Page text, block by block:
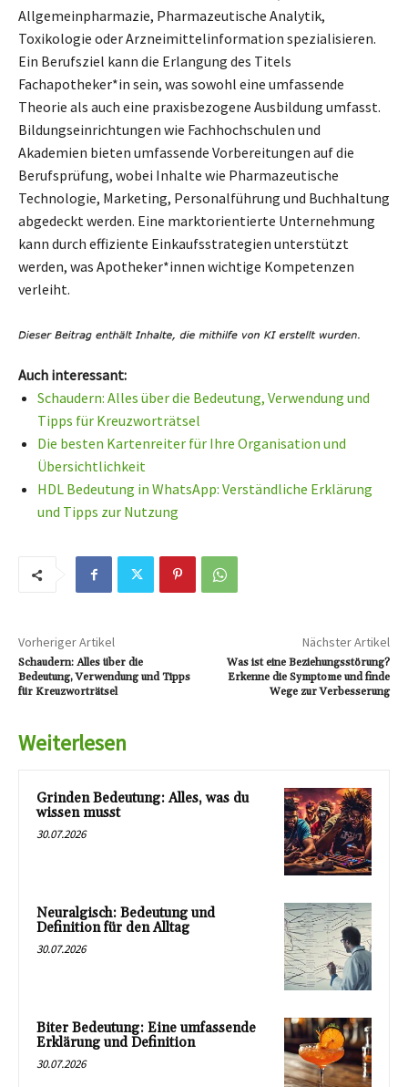
Allgemeinpharmazie, Pharmazeutische Analytik,
Toxikologie oder Arzneimittelinformation spezialisieren.
Ein Berufsziel kann die Erlangung des Titels
Fachapotheker*in sein, was sowohl eine umfassende
Theorie als auch eine praxisbezogene Ausbildung umfasst.
Bildungseinrichtungen wie Fachhochschulen und
Akademien bieten umfassende Vorbereitungen auf die
Berufsprüfung, wobei Inhalte wie Pharmazeutische
Technologie, Marketing, Personalführung und Buchhaltung
abgedeckt werden. Eine marktorientierte Unternehmung
kann durch effiziente Einkaufsstrategien unterstützt
werden, was Apotheker*innen wichtige Kompetenzen
verleiht.
Auch interessant:
Schaudern: Alles über die Bedeutung, Verwendung und
Tipps für Kreuzworträtsel
Die besten Kartenreiter für Ihre Organisation und
Übersichtlichkeit
HDL Bedeutung in WhatsApp: Verständliche Erklärung
und Tipps zur Nutzung
Vorheriger Artikel
Schaudern: Alles über die
Bedeutung, Verwendung und Tipps
für Kreuzworträtsel
Nächster Artikel
Was ist eine Beziehungsstörung?
Erkenne die Symptome und finde
Wege zur Verbesserung
Weiterlesen
Grinden Bedeutung: Alles, was du
wissen musst
30.07.2026
Neuralgisch: Bedeutung und
Definition für den Alltag
30.07.2026
Biter Bedeutung: Eine umfassende
Erklärung und Definition
30.07.2026